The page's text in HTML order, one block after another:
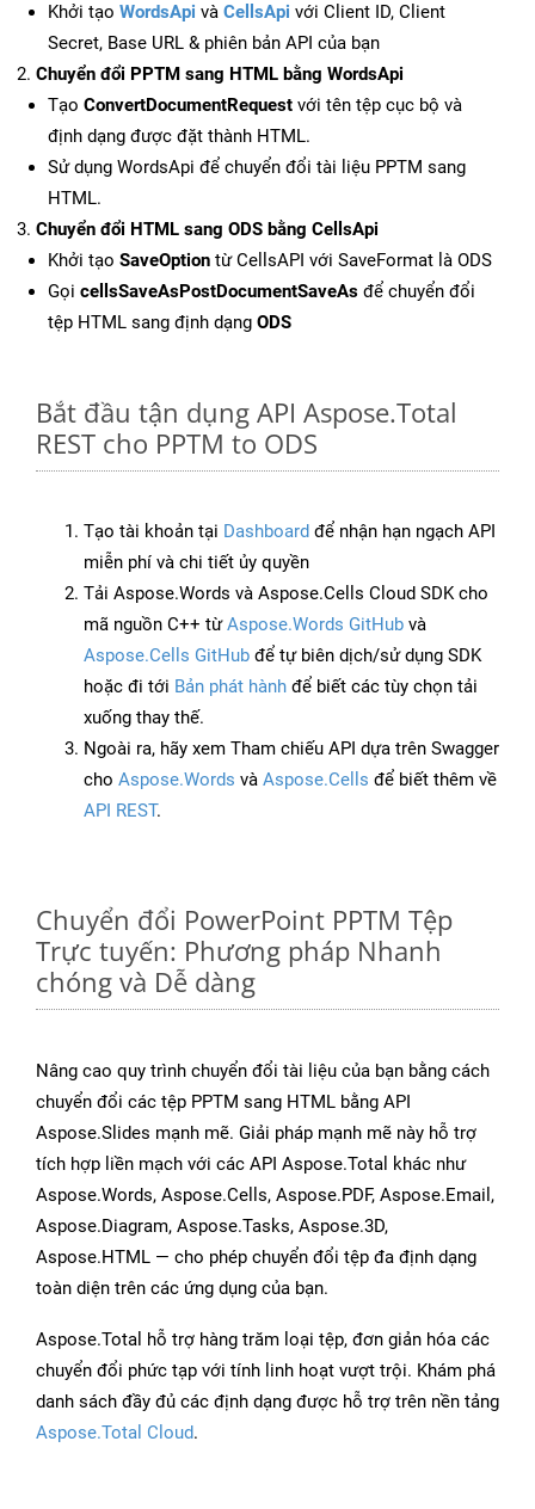
Khởi tạo WordsApi và CellsApi với Client ID, Client
Secret, Base URL & phiên bản API của bạn
Chuyển đổi PPTM sang HTML bằng WordsApi
Tạo ConvertDocumentRequest với tên tệp cục bộ và
định dạng được đặt thành HTML.
Sử dụng WordsApi để chuyển đổi tài liệu PPTM sang
HTML.
Chuyển đổi HTML sang ODS bằng CellsApi
Khởi tạo SaveOption từ CellsAPI với SaveFormat là ODS
Gọi cellsSaveAsPostDocumentSaveAs để chuyển đổi
tệp HTML sang định dạng ODS
Bắt đầu tận dụng API Aspose.Total
REST cho PPTM to ODS
Tạo tài khoản tại Dashboard để nhận hạn ngạch API
miễn phí và chi tiết ủy quyền
Tải Aspose.Words và Aspose.Cells Cloud SDK cho
mã nguồn C++ từAspose.Words GitHub và
Aspose.Cells GitHub để tự biên dịch/sử dụng SDK
hoặc đi tới Bản phát hành để biết các tùy chọn tải
xuống thay thế.
Ngoài ra, hãy xem Tham chiếu API dựa trên Swagger
cho Aspose.Words và Aspose.Cells để biết thêm về
API REST.
Chuyển đổi PowerPoint PPTM Tệp
Trực tuyến: Phương pháp Nhanh
chóng và Dễ dàng
Nâng cao quy trình chuyển đổi tài liệu của bạn bằng cách
chuyển đổi các tệp PPTM sang HTML bằng API
Aspose.Slides mạnh mẽ. Giải pháp mạnh mẽ này hỗ trợ
tích hợp liền mạch với các API Aspose.Total khác như
Aspose.Words, Aspose.Cells, Aspose.PDF, Aspose.Email,
Aspose.Diagram, Aspose.Tasks, Aspose.3D,
Aspose.HTML — cho phép chuyển đổi tệp đa định dạng
toàn diện trên các ứng dụng của bạn.
Aspose.Total hỗ trợ hàng trăm loại tệp, đơn giản hóa các
chuyển đổi phức tạp với tính linh hoạt vượt trội. Khám phá
danh sách đầy đủ các định dạng được hỗ trợ trên nền tảng
Aspose.Total Cloud.